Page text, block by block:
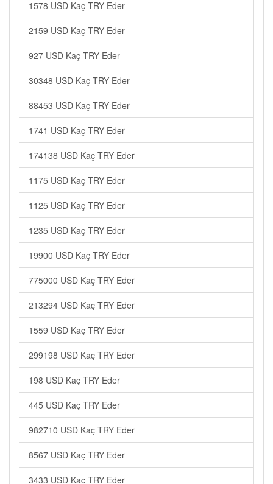
1578 USD Kaç TRY Eder
2159 USD Kaç TRY Eder
927 USD Kaç TRY Eder
30348 USD Kaç TRY Eder
88453 USD Kaç TRY Eder
1741 USD Kaç TRY Eder
174138 USD Kaç TRY Eder
1175 USD Kaç TRY Eder
1125 USD Kaç TRY Eder
1235 USD Kaç TRY Eder
19900 USD Kaç TRY Eder
775000 USD Kaç TRY Eder
213294 USD Kaç TRY Eder
1559 USD Kaç TRY Eder
299198 USD Kaç TRY Eder
198 USD Kaç TRY Eder
445 USD Kaç TRY Eder
982710 USD Kaç TRY Eder
8567 USD Kaç TRY Eder
3433 USD Kaç TRY Eder